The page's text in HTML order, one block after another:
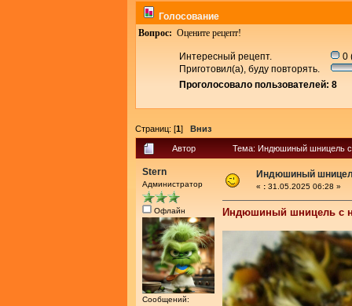
Голосование
Вопрос: Оцените рецепт!
Интересный рецепт.
0
Приготовил(а), буду повторять.
Проголосовало пользователей: 8
Страниц: [1] Вниз
Автор Тема: Индюшиный шницель с
Stern
Администратор
Офлайн
Сообщений:
Индюшиный
« : 31.05.2025 06:28 »
Индюшиный шницель с